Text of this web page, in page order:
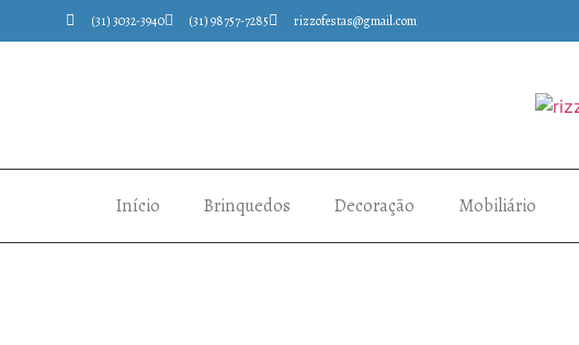
(31) 3032-3940 (31) 98757-7285 rizzofestas@gmail.com
Início Brinquedos Decoração Mobiliário